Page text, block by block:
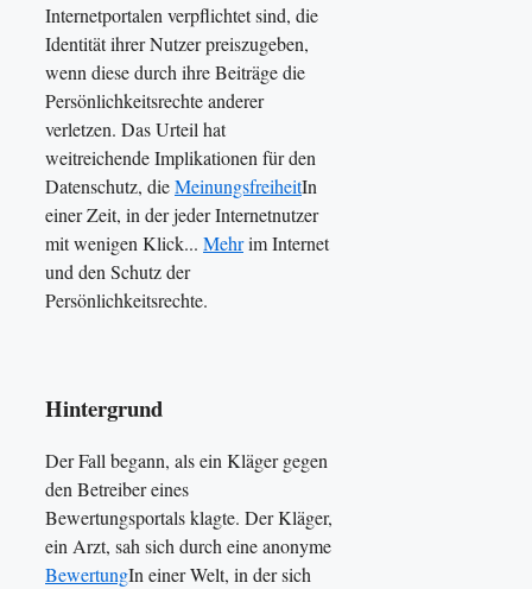
Internetportalen verpflichtet sind, die
Identität ihrer Nutzer preiszugeben,
wenn diese durch ihre Beiträge die
Persönlichkeitsrechte anderer
verletzen. Das Urteil hat
weitreichende Implikationen für den
Datenschutz, dieMeinungsfreiheitIn
einer Zeit, in der jeder Internetnutzer
mit wenigen Klick... Mehrim Internet
und den Schutz der
Persönlichkeitsrechte.
Hintergrund
Der Fall begann, als ein Kläger gegen
den Betreiber eines
Bewertungsportals klagte. Der Kläger,
ein Arzt, sah sich durch eine anonyme
BewertungIn einer Welt, in der sich